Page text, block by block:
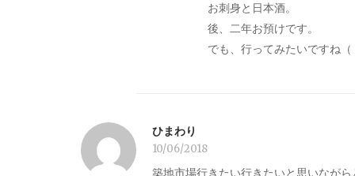
お刺身と日本酒。
後、二年お預けです。
でも、行ってみたいですね（
ひまわり
10/06/2018
築地市場行きたい行きたいと思いなが